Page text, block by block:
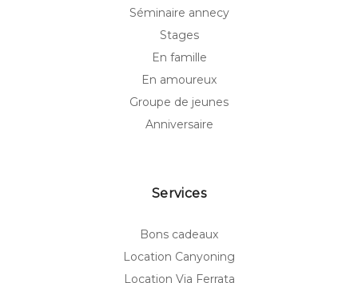
Séminaire annecy
Stages
En famille
En amoureux
Groupe de jeunes
Anniversaire
Services
Bons cadeaux
Location Canyoning
Location Via Ferrata